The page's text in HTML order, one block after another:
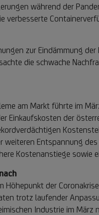
während der
verbesserte
zur Eindämmung
die schwache
am Markt führte im
Einkaufskosten der
weiteren Entspannung
Kostenanstiege sowie
Höhepunkt der
trotz laufender
Industrie im